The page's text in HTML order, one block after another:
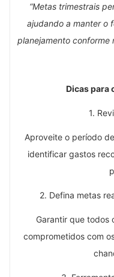
“Metas trimestrais
ajudando a manter o
planejamento conforme
Dicas para
1.
Aproveite o período
identificar gastos
2. Defina metas
Garantir que todos
comprometidos com